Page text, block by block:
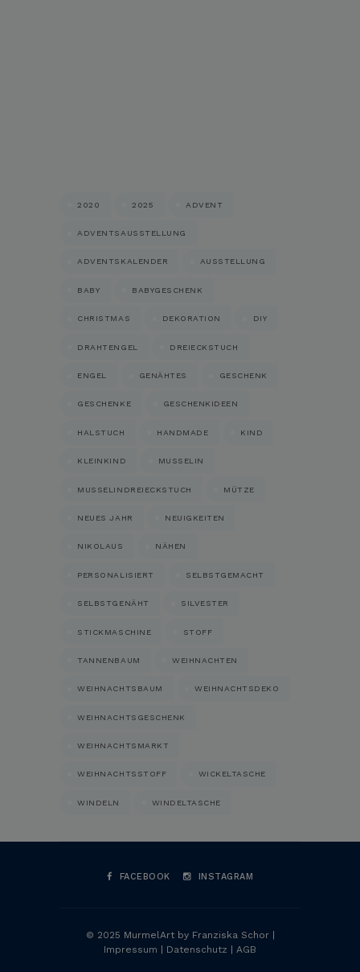
2020 2025 ADVENT
ADVENTSAUSSTELLUNG
ADVENTSKALENDER AUSSTELLUNG
BABY BABYGESCHENK
CHRISTMAS DEKORATION DIY
DRAHTENGEL DREIECKSTUCH
ENGEL GENÄHTES GESCHENK
GESCHENKE GESCHENKIDEEN
HALSTUCH HANDMADE KIND
KLEINKIND MUSSELIN
MUSSELINDREIECKSTUCH MÜTZE
NEUES JAHR NEUIGKEITEN
NIKOLAUS NÄHEN
PERSONALISIERT SELBSTGEMACHT
SELBSTGENÄHT SILVESTER
STICKMASCHINE STOFF
TANNENBAUM WEIHNACHTEN
WEIHNACHTSBAUM WEIHNACHTSDEKO
WEIHNACHTSGESCHENK
WEIHNACHTSMARKT
WEIHNACHTSSTOFF WICKELTASCHE
WINDELN WINDELTASCHE
FACEBOOK INSTAGRAM
© 2025 MurmelArt by Franziska Schor |
Impressum | Datenschutz | AGB